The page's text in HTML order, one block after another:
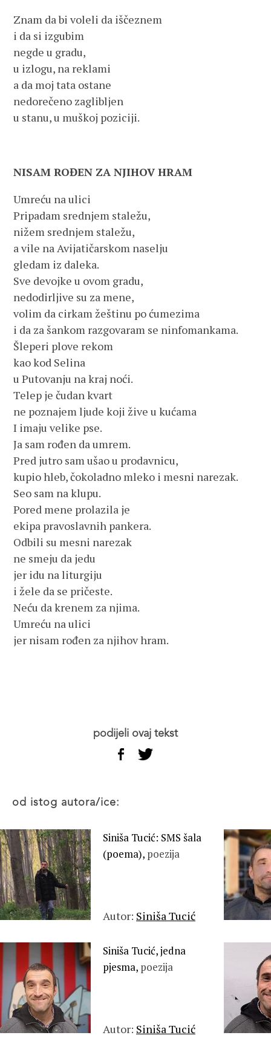
Znam da bi voleli da iščeznem
i da si izgubim
negde u gradu,
u izlogu, na reklami
a da moj tata ostane
nedorečeno zaglibljen
u stanu, u muškoj poziciji.
NISAM ROĐEN ZA NJIHOV HRAM
Umreću na ulici
Pripadam srednjem staležu,
nižem srednjem staležu,
a vile na Avijatičarskom naselju
gledam iz daleka.
Sve devojke u ovom gradu,
nedodirljive su za mene,
volim da cirkam žeštinu po ćumezima
i da za šankom razgovaram se ninfomankama.
Šleperi plove rekom
kao kod Selina
u Putovanju na kraj noći.
Telep je čudan kvart
ne poznajem ljude koji žive u kućama
I imaju velike pse.
Ja sam rođen da umrem.
Pred jutro sam ušao u prodavnicu,
kupio hleb, čokoladno mleko i mesni narezak.
Seo sam na klupu.
Pored mene prolazila je
ekipa pravoslavnih pankera.
Odbili su mesni narezak
ne smeju da jedu
jer idu na liturgiju
i žele da se pričeste.
Neću da krenem za njima.
Umreću na ulici
jer nisam rođen za njihov hram.
podijeli ovaj tekst
od istog autora/ice:
Siniša Tucić: SMS šala
(poema), poezija
Autor: Siniša Tucić
Siniša Tucić, jedna
pjesma, poezija
Autor: Siniša Tucić